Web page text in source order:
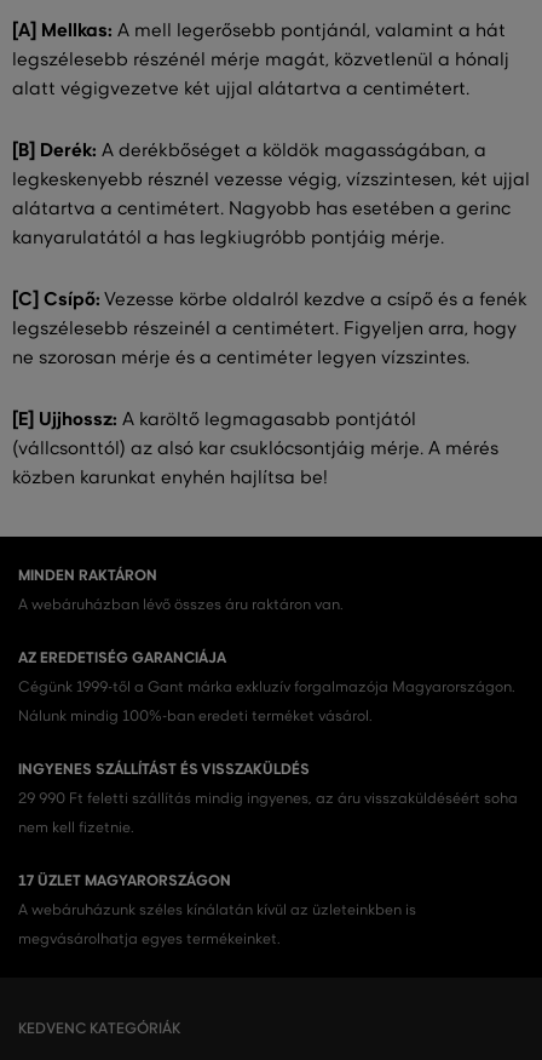
[A] Mellkas: A mell legerősebb pontjánál, valamint a hát
legszélesebb részénél mérje magát, közvetlenül a hónalj
alatt végigvezetve két ujjal alátartva a centimétert.
[B] Derék: A derékbőséget a köldök magasságában, a
legkeskenyebb résznél vezesse végig, vízszintesen, két ujjal
alátartva a centimétert. Nagyobb has esetében a gerinc
kanyarulatától a has legkiugróbb pontjáig mérje.
[C] Csípő: Vezesse körbe oldalról kezdve a csípő és a fenék
legszélesebb részeinél a centimétert. Figyeljen arra, hogy
ne szorosan mérje és a centiméter legyen vízszintes.
[E] Ujjhossz: A karöltő legmagasabb pontjától
(vállcsonttól) az alsó kar csuklócsontjáig mérje. A mérés
közben karunkat enyhén hajlítsa be!
MINDEN RAKTÁRON
A webáruházban lévő összes áru raktáron van.
AZ EREDETISÉG GARANCIÁJA
Cégünk 1999-től a Gant márka exkluzív forgalmazója Magyarországon.
Nálunk mindig 100%-ban eredeti terméket vásárol.
INGYENES SZÁLLÍTÁST ÉS VISSZAKÜLDÉS
29 990 Ft feletti szállítás mindig ingyenes, az áru visszaküldéséért soha
nem kell fizetnie.
17 ÜZLET MAGYARORSZÁGON
A webáruházunk széles kínálatán kívül az üzleteinkben is
megvásárolhatja egyes termékeinket.
KEDVENC KATEGÓRIÁK